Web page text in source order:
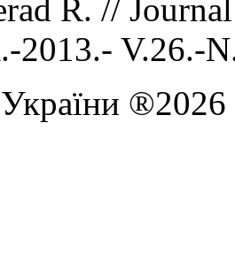
R. //
2013.- V.26.-
®2026